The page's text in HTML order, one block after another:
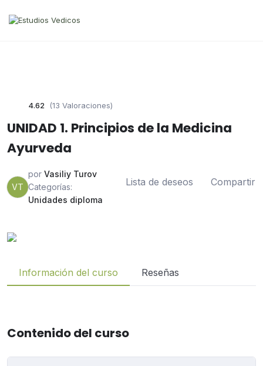
4.62 (13 Valoraciones)
UNIDAD 1. Principios de la Medicina
Ayurveda
VT
por Vasiliy Turov
Categorías:
Unidades diploma
Lista de deseos Compartir
Información del curso Reseñas
Contenido del curso